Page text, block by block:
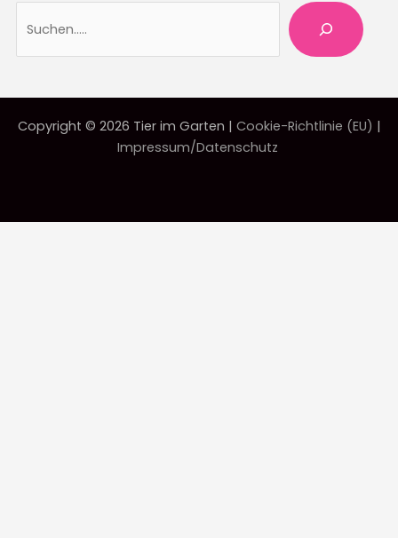
Copyright © 2026 Tier im Garten | Cookie-Richtlinie (EU) |
Impressum/Datenschutz